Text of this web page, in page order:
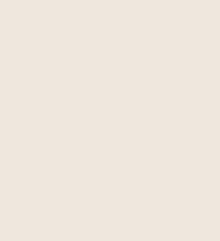
Café
11-